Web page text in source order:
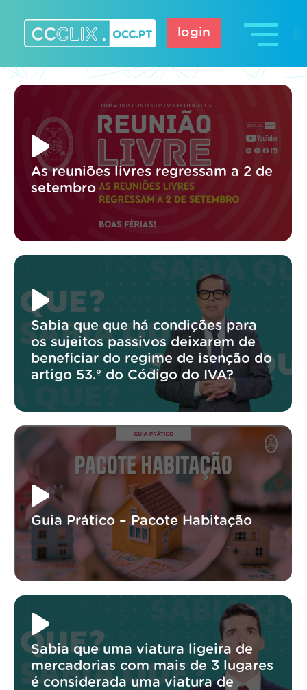
content
login
As reuniões livres regressam a 2 de
setembro
Sabia que que há condições para
os sujeitos passivos deixarem de
beneficiar do regime de isenção do
artigo 53.º do Código do IVA?
Guia Prático – Pacote Habitação
Sabia que uma viatura ligeira de
mercadorias com mais de 3 lugares
é considerada uma viatura de